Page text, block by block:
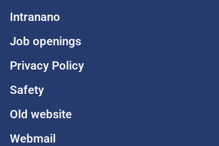
Intranano
Job openings
Privacy Policy
Safety
Old website
Webmail